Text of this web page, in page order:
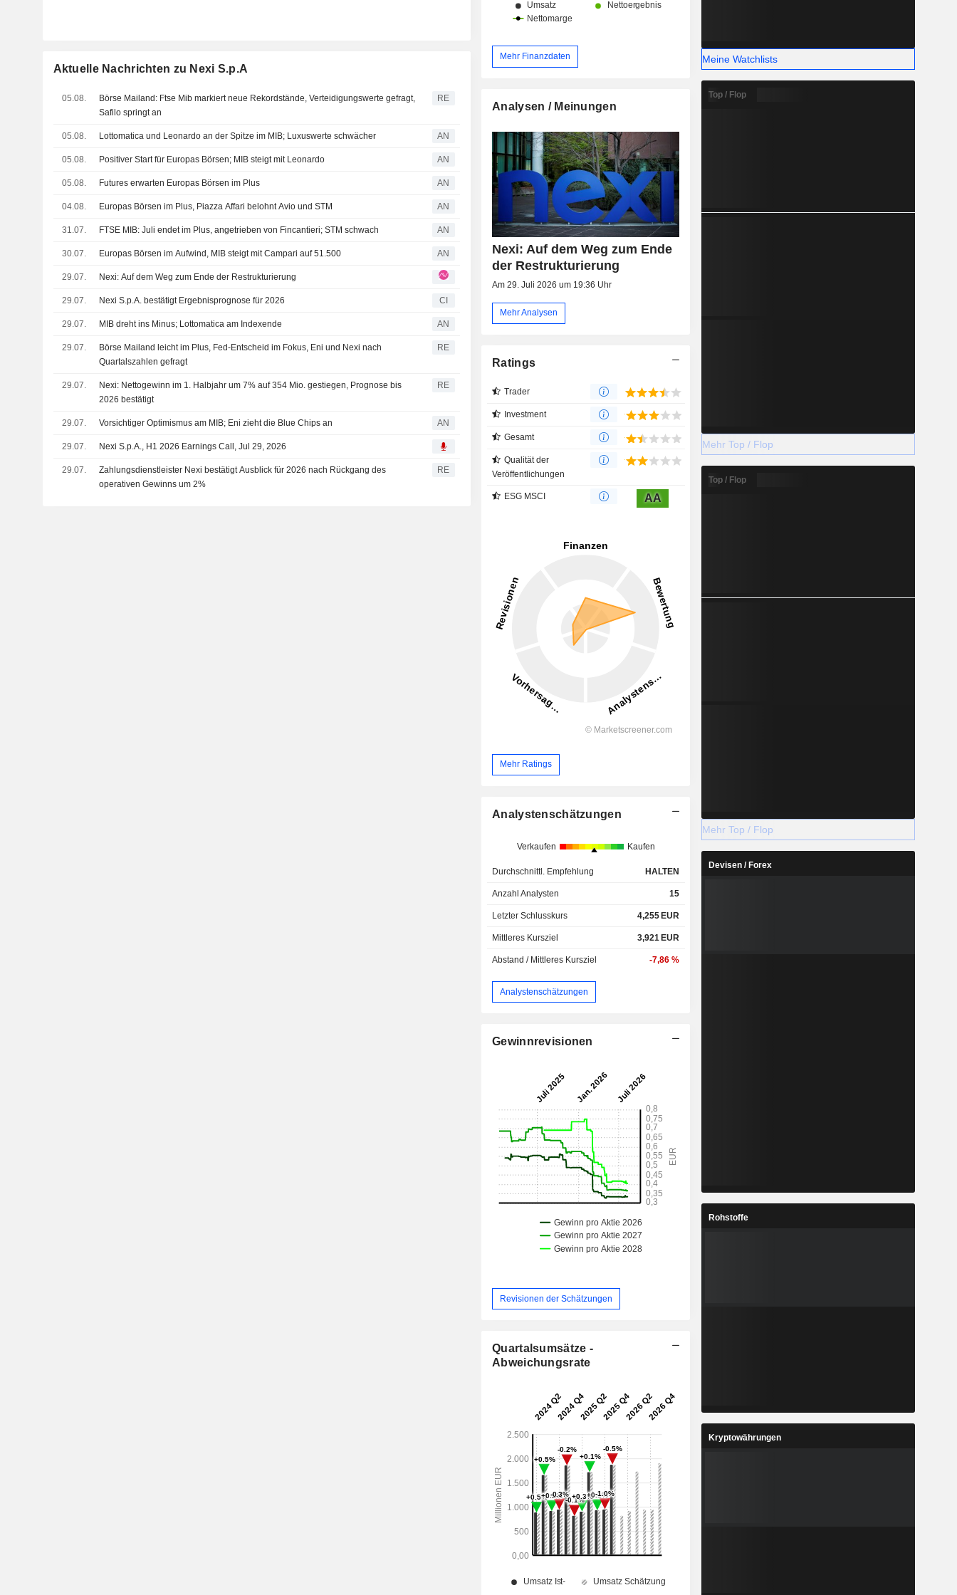
Aktuelle Nachrichten zu Nexi S.p.A
05.08.
Börse Mailand: Ftse Mib markiert neue Rekordstände, Verteidigungswerte gefragt,
Safilo springt an
RE
05.08. Lottomatica und Leonardo an der Spitze im MIB; Luxuswerte schwächer AN
05.08. Positiver Start für Europas Börsen; MIB steigt mit Leonardo AN
05.08. Futures erwarten Europas Börsen im Plus AN
04.08. Europas Börsen im Plus, Piazza Affari belohnt Avio und STM AN
31.07. FTSE MIB: Juli endet im Plus, angetrieben von Fincantieri; STM schwach AN
30.07. Europas Börsen im Aufwind, MIB steigt mit Campari auf 51.500 AN
29.07. Nexi: Auf dem Weg zum Ende der Restrukturierung
29.07. Nexi S.p.A. bestätigt Ergebnisprognose für 2026 CI
29.07. MIB dreht ins Minus; Lottomatica am Indexende AN
29.07.
Börse Mailand leicht im Plus, Fed-Entscheid im Fokus, Eni und Nexi nach
Quartalszahlen gefragt
RE
29.07.
Nexi: Nettogewinn im 1. Halbjahr um 7% auf 354 Mio. gestiegen, Prognose bis
2026 bestätigt
RE
29.07. Vorsichtiger Optimismus am MIB; Eni zieht die Blue Chips an AN
29.07. Nexi S.p.A., H1 2026 Earnings Call, Jul 29, 2026
29.07.
Zahlungsdienstleister Nexi bestätigt Ausblick für 2026 nach Rückgang des
operativen Gewinns um 2%
RE
Mehr Finanzdaten
Analysen / Meinungen
Nexi: Auf dem Weg zum Ende
der Restrukturierung
Am 29. Juli 2026 um 19:36 Uhr
Mehr Analysen
Ratings
Trader
Investment
Gesamt
Qualität der
Veröffentlichungen
ESG MSCI AA
Mehr Ratings
Analystenschätzungen
Verkaufen Kaufen
Durchschnittl. Empfehlung HALTEN
Anzahl Analysten 15
Letzter Schlusskurs 4,255 EUR
Mittleres Kursziel 3,921 EUR
Abstand / Mittleres Kursziel -7,86 %
Analystenschätzungen
Gewinnrevisionen
Revisionen der Schätzungen
Quartalsumsätze -
Abweichungsrate
Meine Watchlists
Top / Flop
Mehr Top / Flop
Top / Flop
Mehr Top / Flop
Devisen / Forex
Rohstoffe
Kryptowährungen